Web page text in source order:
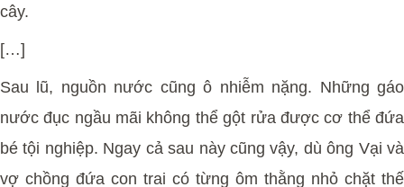
cây.
[…]
Sau lũ, nguồn nước cũng ô nhiễm nặng. Những gáo
nước đục ngầu mãi không thể gột rửa được cơ thể đứa
bé tội nghiệp. Ngay cả sau này cũng vậy, dù ông Vại và
vợ chồng đứa con trai có từng ôm thằng nhỏ chặt thế